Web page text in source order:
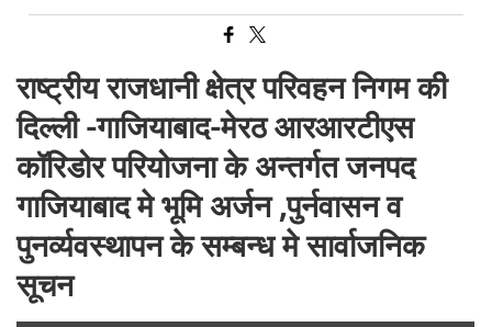
राष्ट्रीय राजधानी क्षेत्र परिवहन निगम की
दिल्ली -गाजियाबाद-मेरठ आरआरटीएस
कॉरिडोर परियोजना के अन्तर्गत जनपद
गाजियाबाद मे भूमि अर्जन ,पुर्नवासन व
पुनर्व्यवस्थापन के सम्बन्ध मे सार्वाजनिक
सूचन